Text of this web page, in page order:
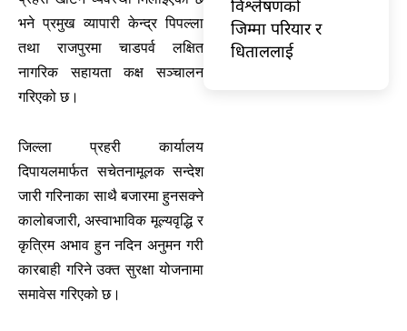
भने प्रमुख व्यापारी केन्द्र पिपल्ला
तथा राजपुरमा चाडपर्व लक्षित
नागरिक सहायता कक्ष सञ्चालन
गरिएको छ।
जिल्ला प्रहरी कार्यालय
दिपायलमार्फत सचेतनामूलक सन्देश
जारी गरिनाका साथै बजारमा हुनसक्ने
कालोबजारी, अस्वाभाविक मूल्यवृद्धि र
कृत्रिम अभाव हुन नदिन अनुमन गरी
कारबाही गरिने उक्त सुरक्षा योजनामा
समावेस गरिएको छ।
विश्लेषणको
जिम्मा परियार र
धिताललाई